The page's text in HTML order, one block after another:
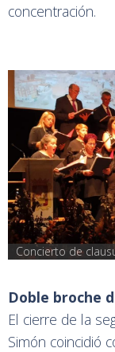
concentración.
Concierto de
Doble broche
El cierre de la
Simón coincidió